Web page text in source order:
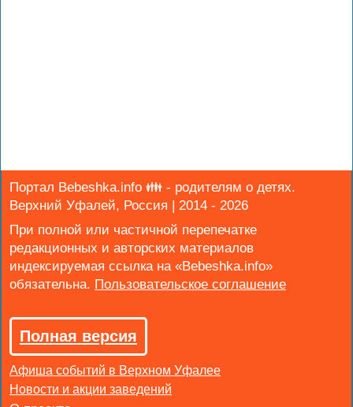
Портал Bebeshka.info 👪 - родителям о детях.
Верхний Уфалей, Россия | 2014 - 2026
При полной или частичной перепечатке
редакционных и авторских материалов
индексируемая ссылка на «Bebeshka.info»
обязательна.
Полная версия
Афиша событий в Верхном Уфалее
Новости и акции заведений